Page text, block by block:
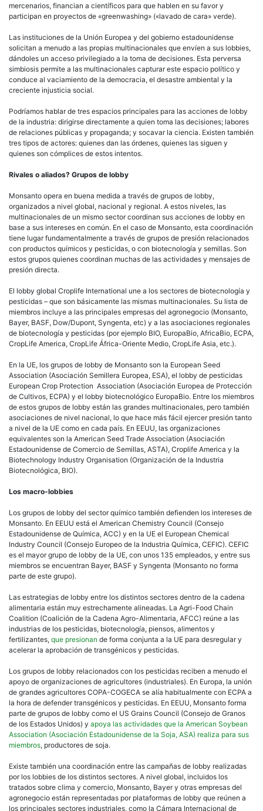
mercenarios, financian a científicos para que hablen en su favor y
participan en proyectos de «greenwashing» («lavado de cara» verde).
Las instituciones de la Unión Europea y del gobierno estadounidense
solicitan a menudo a las propias multinacionales que envíen a sus lobbies,
dándoles un acceso privilegiado a la toma de decisiones. Esta perversa
simbiosis permite a las multinacionales capturar este espacio político y
conduce al vaciamiento de la democracia, el desastre ambiental y la
creciente injusticia social.
Podríamos hablar de tres espacios principales para las acciones de lobby
de la industria: dirigirse directamente a quien toma las decisiones; labores
de relaciones públicas y propaganda; y socavar la ciencia. Existen también
tres tipos de actores: quienes dan las órdenes, quienes las siguen y
quienes son cómplices de estos intentos.
Rivales o aliados? Grupos de lobby
Monsanto opera en buena medida a través de grupos de lobby,
organizados a nivel global, nacional y regional. A estos niveles, las
multinacionales de un mismo sector coordinan sus acciones de lobby en
base a sus intereses en común. En el caso de Monsanto, esta coordinación
tiene lugar fundamentalmente a través de grupos de presión relacionados
con productos químicos y pesticidas, o con biotecnología y semillas. Son
estos grupos quienes coordinan muchas de las actividades y mensajes de
presión directa.
El lobby global Croplife International une a los sectores de biotecnología y
pesticidas – que son básicamente las mismas multinacionales. Su lista de
miembros incluye a las principales empresas del agronegocio (Monsanto,
Bayer, BASF, Dow/Dupont, Syngenta, etc) y a las asociaciones regionales
de biotecnología y pesticidas (por ejemplo BIO, EuropaBio, AfricaBio, ECPA,
CropLife America, CropLife África-Oriente Medio, CropLife Asia, etc.).
En la UE, los grupos de lobby de Monsanto son la European Seed
Association (Asociación Semillera Europea, ESA), el lobby de pesticidas
European Crop Protection Association (Asociación Europea de Protección
de Cultivos, ECPA) y el lobby biotecnológico EuropaBio. Entre los miembros
de estos grupos de lobby están las grandes multinacionales, pero también
asociaciones de nivel nacional, lo que hace más fácil ejercer presión tanto
a nivel de la UE como en cada país. En EEUU, las organizaciones
equivalentes son la American Seed Trade Association (Asociación
Estadounidense de Comercio de Semillas, ASTA), Croplife America y la
Biotechnology Industry Organisation (Organización de la Industria
Biotecnológica, BIO).
Los macro-lobbies
Los grupos de lobby del sector químico también defienden los intereses de
Monsanto. En EEUU está el American Chemistry Council (Consejo
Estadounidense de Química, ACC) y en la UE el European Chemical
Industry Council (Consejo Europeo de la Industria Química, CEFIC). CEFIC
es el mayor grupo de lobby de la UE, con unos 135 empleados, y entre sus
miembros se encuentran Bayer, BASF y Syngenta (Monsanto no forma
parte de este grupo).
Las estrategias de lobby entre los distintos sectores dentro de la cadena
alimentaria están muy estrechamente alineadas. La Agri-Food Chain
Coalition (Coalición de la Cadena Agro-Alimentaria, AFCC) reúne a las
industrias de los pesticidas, biotecnología, piensos, alimentos y
fertilizantes, que presionan de forma conjunta a la UE para desregular y
acelerar la aprobación de transgénicos y pesticidas.
Los grupos de lobby relacionados con los pesticidas reciben a menudo el
apoyo de organizaciones de agricultores (industriales). En Europa, la unión
de grandes agricultores COPA-COGECA se alía habitualmente con ECPA a
la hora de defender transgénicos y pesticidas. En EEUU, Monsanto forma
parte de grupos de lobby como el US Grains Council (Consejo de Granos
de los Estados Unidos) y apoya las actividades que la American Soybean
Association (Asociación Estadounidense de la Soja, ASA) realiza para sus
miembros, productores de soja.
Existe también una coordinación entre las campañas de lobby realizadas
por los lobbies de los distintos sectores. A nivel global, incluidos los
tratados sobre clima y comercio, Monsanto, Bayer y otras empresas del
agronegocio están representadas por plataformas de lobby que reúnen a
los principales sectores industriales, como la Cámara Internacional de